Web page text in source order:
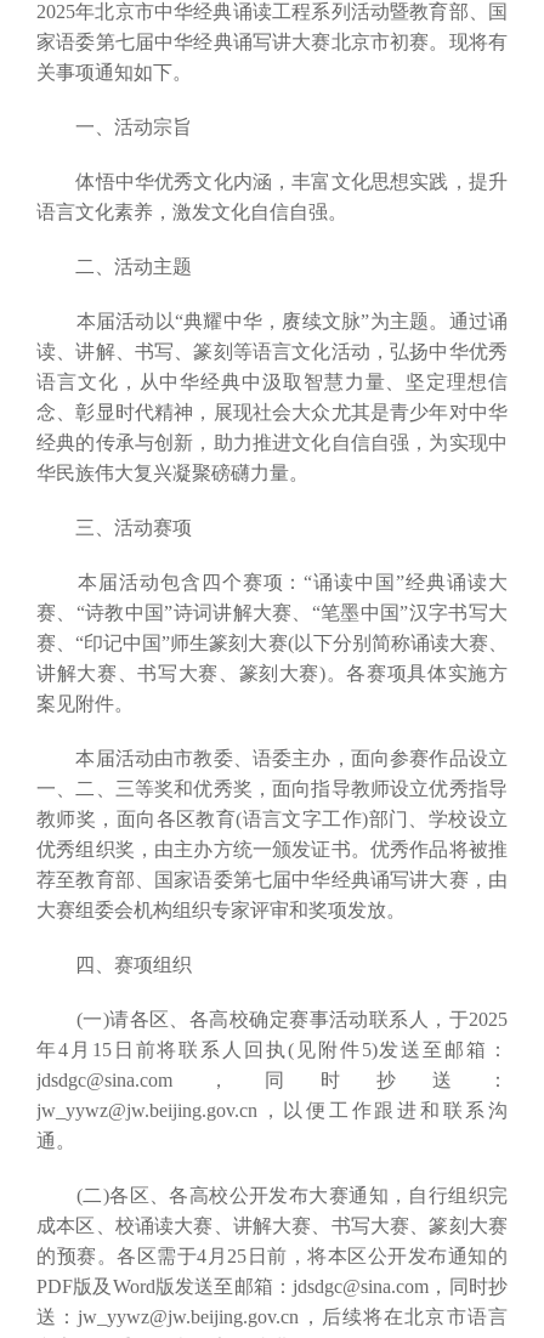
2025年北京市中华经典诵读工程系列活动暨教育部、国
家语委第七届中华经典诵写讲大赛北京市初赛。现将有
关事项通知如下。
一、活动宗旨
体悟中华优秀文化内涵，丰富文化思想实践，提升
语言文化素养，激发文化自信自强。
二、活动主题
本届活动以“典耀中华，赓续文脉”为主题。通过诵
读、讲解、书写、篆刻等语言文化活动，弘扬中华优秀
语言文化，从中华经典中汲取智慧力量、坚定理想信
念、彰显时代精神，展现社会大众尤其是青少年对中华
经典的传承与创新，助力推进文化自信自强，为实现中
华民族伟大复兴凝聚磅礴力量。
三、活动赛项
本届活动包含四个赛项：“诵读中国”经典诵读大
赛、“诗教中国”诗词讲解大赛、“笔墨中国”汉字书写大
赛、“印记中国”师生篆刻大赛(以下分别简称诵读大赛、
讲解大赛、书写大赛、篆刻大赛)。各赛项具体实施方
案见附件。
本届活动由市教委、语委主办，面向参赛作品设立
一、二、三等奖和优秀奖，面向指导教师设立优秀指导
教师奖，面向各区教育(语言文字工作)部门、学校设立
优秀组织奖，由主办方统一颁发证书。优秀作品将被推
荐至教育部、国家语委第七届中华经典诵写讲大赛，由
大赛组委会机构组织专家评审和奖项发放。
四、赛项组织
(一)请各区、各高校确定赛事活动联系人，于2025
年4月15日前将联系人回执(见附件5)发送至邮箱：
jdsdgc@sina.com，同时抄送：
jw_yywz@jw.beijing.gov.cn，以便工作跟进和联系沟
通。
(二)各区、各高校公开发布大赛通知，自行组织完
成本区、校诵读大赛、讲解大赛、书写大赛、篆刻大赛
的预赛。各区需于4月25日前，将本区公开发布通知的
PDF版及Word版发送至邮箱：jdsdgc@sina.com，同时抄
送：jw_yywz@jw.beijing.gov.cn，后续将在北京市语言